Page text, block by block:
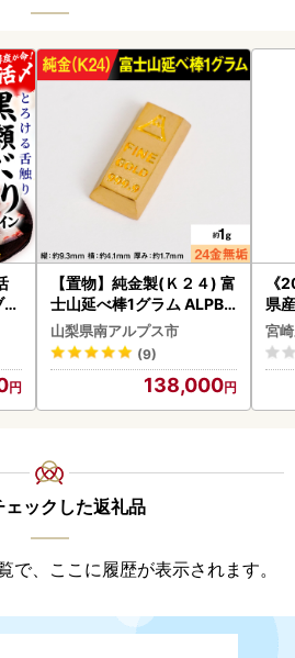
【置物】純金製(Ｋ２４) 富
士山延べ棒1グラム ALPBK
180
山梨県南アルプス市
(9)
138,000
《
県
セ
宮
ェックした返礼品
で、ここに履歴が表示されます。